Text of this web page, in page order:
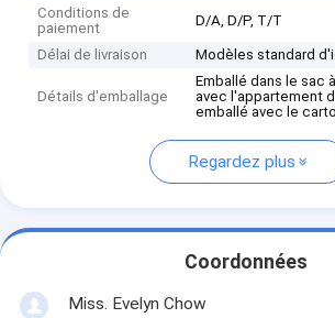
Conditions de
paiement
D/A, D/P, T/T
Délai de livraison Modèles standard
Détails d'emballage
Emballé dans le sac
avec l'appartement
emballé avec le
Regardez plus
Coordonnées
Miss. Evelyn Chow